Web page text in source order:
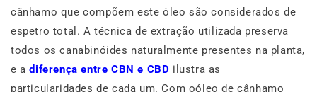
cânhamo que compõem este óleo são considerados de
espetro total. A técnica de extração utilizada preserva
todos os canabinóides naturalmente presentes na planta,
e adiferença entre CBN e CBD ilustra as
particularidades de cada um. Com oóleo de cânhamo